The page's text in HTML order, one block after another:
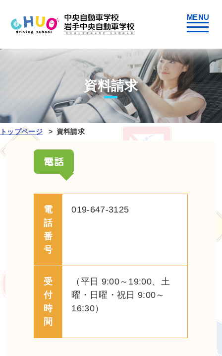
資料請求
トップページ 資料請求
電話
電
話
番
号
019-647-3125
受
付
時
間
（平日 9:00～19:00、土
曜・日曜・祝日 9:00～
16:30）